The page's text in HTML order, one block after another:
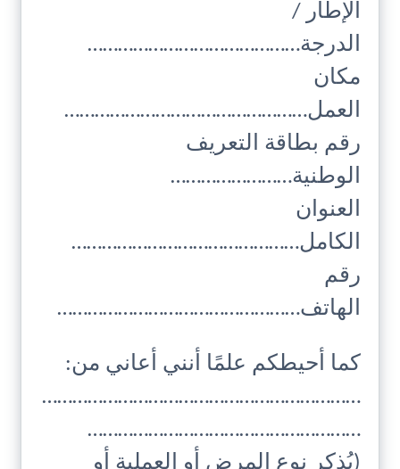
الإطار /
الدرجة……………………………………
مكان
العمل…………………………………………
رقم بطاقة التعريف
الوطنية……………………
العنوان
الكامل………………………………………
رقم
الهاتف…………………………………………
كما أحيطكم علمًا أنني أعاني من:
………………………………………………………
………………………………………………
(يُذكر نوع المرض أو العملية أو